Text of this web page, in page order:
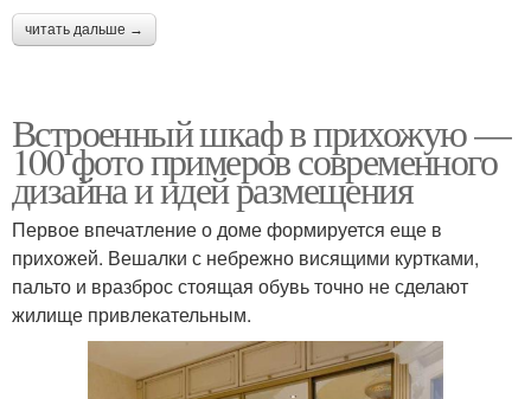
читать дальше →
Встроенный шкаф в прихожую —
100 фото примеров современного
дизайна и идей размещения
Первое впечатление о доме формируется еще в
прихожей. Вешалки с небрежно висящими куртками,
пальто и вразброс стоящая обувь точно не сделают
жилище привлекательным.